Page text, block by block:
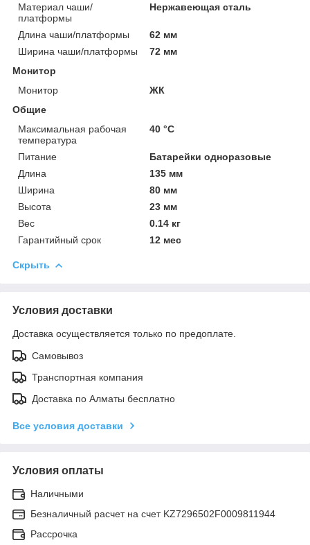
Материал чаши/
платформы
Нержавеющая сталь
Длина чаши/платформы
62 мм
Ширина чаши/платформы
72 мм
Монитор
Монитор
ЖК
Общие
Максимальная рабочая
температура
40 °С
Питание
Батарейки одноразовые
Длина
135 мм
Ширина
80 мм
Высота
23 мм
Вес
0.14 кг
Гарантийный срок
12 мес
Скрыть
Условия доставки
Доставка осуществляется только по предоплате.
Самовывоз
Транспортная компания
Доставка по Алматы бесплатно
Все условия доставки
Условия оплаты
Наличными
Безналичный расчет на счет KZ7296502F0009811944
Рассрочка